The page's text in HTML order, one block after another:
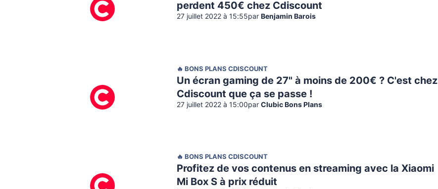
perdent 450€ chez Cdiscount
27 juillet 2022 à 15:55par Benjamin Barois
🔥 BONS PLANS CDISCOUNT
Un écran gaming de 27" à moins de 200€ ? C'est chez
Cdiscount que ça se passe !
27 juillet 2022 à 15:00par Clubic Bons Plans
🔥 BONS PLANS CDISCOUNT
Profitez de vos contenus en streaming avec la Xiaomi
Mi Box S à prix réduit